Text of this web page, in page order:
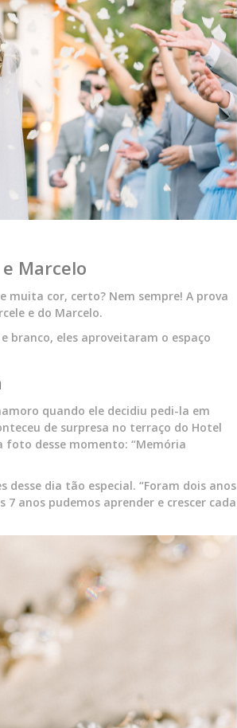
Marcelo
muita cor, certo? Nem sempre! A prova
e do Marcelo.
branco, eles aproveitaram o espaço
quando ele decidiu pedi-la em
de surpresa no terraço do Hotel
foto desse momento: “Memória
dia tão especial. “Foram dois anos
anos pudemos aprender e crescer cada